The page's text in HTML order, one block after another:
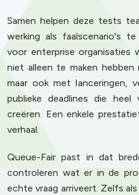
Samen helpen deze tests
werking als faalscenario's
voor enterprise organisaties
niet alleen te maken hebben
maar ook met lanceringen,
publieke deadlines die heel
creëren. Een enkele
verhaal.
Queue-Fair past in dat
controleren wat er in de
echte vraag arriveert. Zelfs